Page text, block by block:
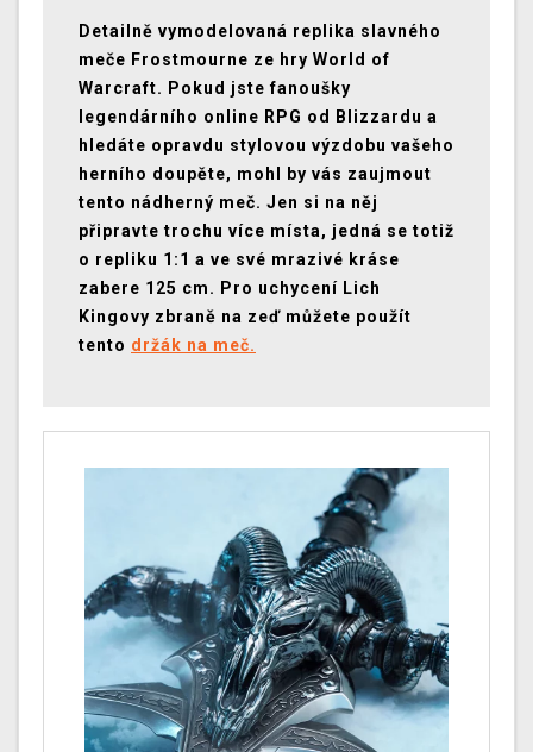
Detailně vymodelovaná replika slavného
meče Frostmourne ze hry World of
Warcraft. Pokud jste fanoušky
legendárního online RPG od Blizzardu a
hledáte opravdu stylovou výzdobu vašeho
herního doupěte, mohl by vás zaujmout
tento nádherný meč. Jen si na něj
připravte trochu více místa, jedná se totiž
o repliku 1:1 a ve své mrazivé kráse
zabere 125 cm. Pro uchycení Lich
Kingovy zbraně na zeď můžete použít
tento držák na meč.